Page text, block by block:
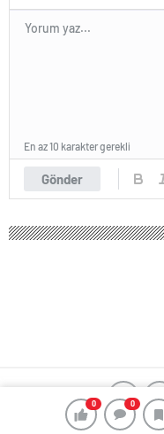
0 0
Gönder
En az 10 karakter gerekli